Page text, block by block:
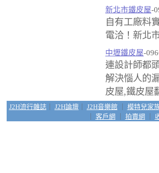
新北市鐵皮屋-
自有工廠料
電洽！新北
中壢鐵皮屋-
連設計師都
解決惱人的
皮屋,鐵皮屋
J2H流行雜誌｜ J2H論壇｜ J2H音樂館｜ 模特兒家
客戶網 拍賣網